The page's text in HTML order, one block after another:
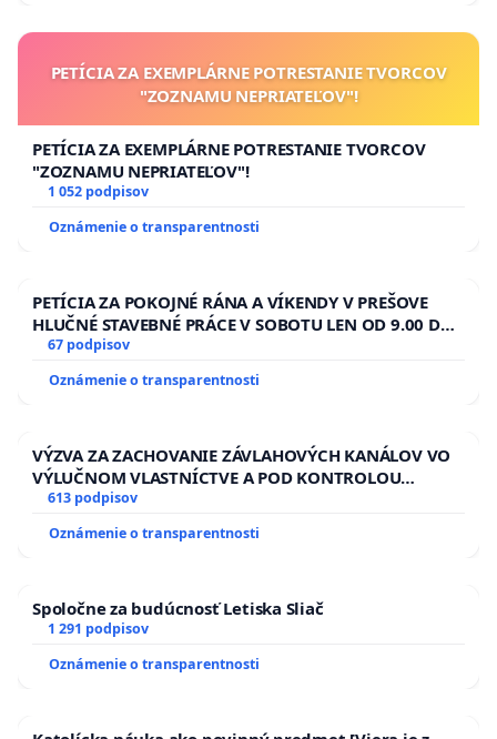
PETÍCIA ZA EXEMPLÁRNE POTRESTANIE TVORCOV
"ZOZNAMU NEPRIATEĽOV"!
PETÍCIA ZA EXEMPLÁRNE POTRESTANIE TVORCOV
"ZOZNAMU NEPRIATEĽOV"!
1 052 podpisov
Oznámenie o transparentnosti
PETÍCIA ZA POKOJNÉ RÁNA A VÍKENDY V PREŠOVE
HLUČNÉ STAVEBNÉ PRÁCE V SOBOTU LEN OD 9.00 DO
13.00 HOD., CEZ PRACOVNÝ TÝŽDEŇ CIEĽ 8.00 – 18.00
ĎUMBIERSKEJ/MAGU
67 podpisov
Oznámenie o transparentnosti
VÝZVA ZA ZACHOVANIE ZÁVLAHOVÝCH KANÁLOV VO
VÝLUČNOM VLASTNÍCTVE A POD KONTROLOU
SLOVENSKEJ REPUBLIKY & žiadosť na riešenie
kanálov na Slovensku
613 podpisov
Oznámenie o transparentnosti
Spoločne za budúcnosť Letiska Sliač
1 291 podpisov
Oznámenie o transparentnosti